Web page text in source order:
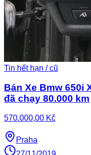
Tin hết hạn / cũ
Bán Xe Bmw 650i
đã chạy 80.000 km
570.000,00 Kč
Praha